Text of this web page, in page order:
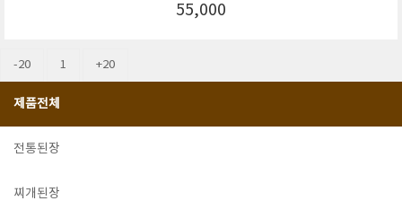
55,000
-20 1 +20
제품전체
전통된장
찌개된장